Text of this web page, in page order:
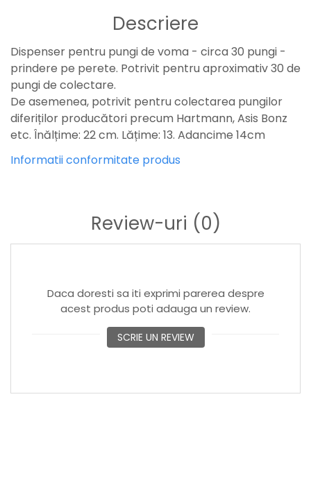
Descriere
Dispenser pentru pungi de voma - circa 30 pungi -
prindere pe perete. Potrivit pentru aproximativ 30 de
pungi de colectare.
De asemenea, potrivit pentru colectarea pungilor
diferiților producători precum Hartmann, Asis Bonz
etc. Înălțime: 22 cm. Lățime: 13. Adancime 14cm
Informatii conformitate produs
Review-uri (0)
Daca doresti sa iti exprimi parerea despre
acest produs poti adauga un review.
SCRIE UN REVIEW